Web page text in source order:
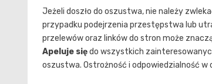
Jeżeli doszło do oszustwa, nie należy
przypadku podejrzenia przestępstwa lub
przelewów oraz linków do stron może
Apeluje siędo wszystkich
oszustwa. Ostrożność i odpowiedzialność